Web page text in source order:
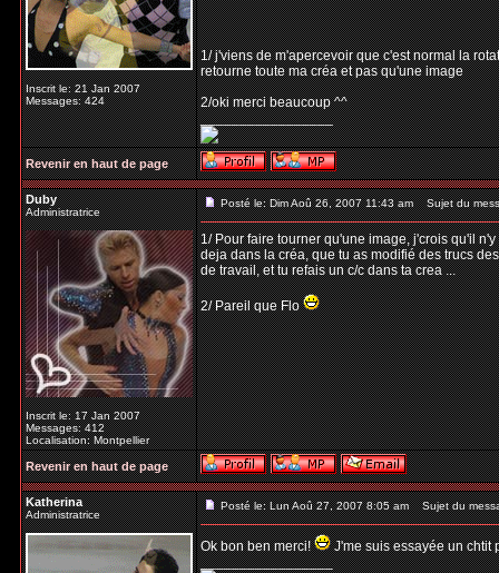
Inscrit le: 21 Jan 2007
Messages: 424
1/ j'viens de m'apercevoir que c'est normal la
retourne toute ma créa et pas qu'une image
2/oki merci beaucoup ^^
_________________
Revenir en haut de page
Duby
Administratrice
Inscrit le: 17 Jan 2007
Messages: 412
Localisation: Montpellier
Posté le: Dim Aoû 26, 2007 11:43 am Sujet du
1/ Pour faire tourner qu'une image, j'crois qu'il
deja dans la créa, que tu as modifié des trucs
de travail, et tu refais un c/c dans ta crea ...
2/ Pareil que Flo
Revenir en haut de page
Katherina
Administratrice
Posté le: Lun Aoû 27, 2007 8:05 am Sujet du
Ok bon ben merci!
J'me suis essayée un chtit
_________________